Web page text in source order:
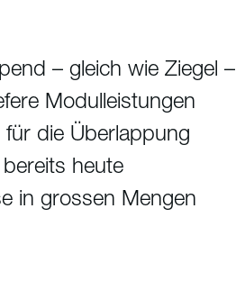
– gleich wie Ziegel –
Modulleistungen
die Überlappung
heute
in grossen Mengen